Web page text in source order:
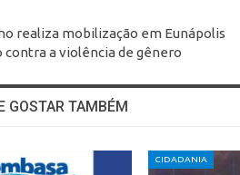
realiza mobilização em Eunápolis
contra a violência de gênero
GOSTAR TAMBÉM
CIDADANIA